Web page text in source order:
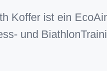
Koffer ist ein
und